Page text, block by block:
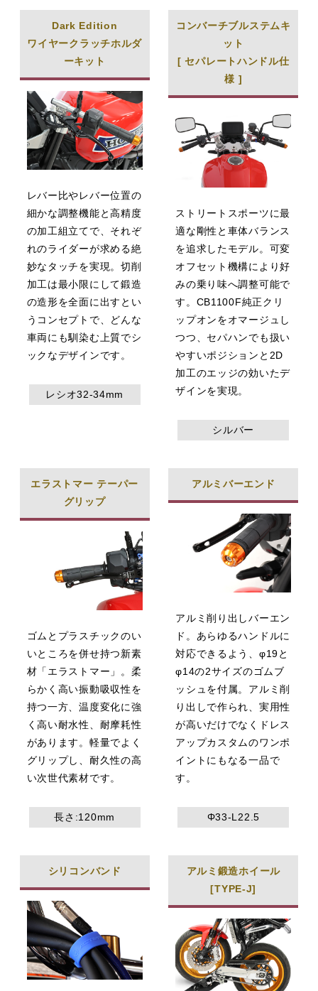
Dark Edition
ワイヤークラッチホルダ
ーキット
レバー比やレバー位置の
細かな調整機能と高精度
の加工組立てで、それぞ
れのライダーが求める絶
妙なタッチを実現。切削
加工は最小限にして鍛造
の造形を全面に出すとい
うコンセプトで、どんな
車両にも馴染む上質でシ
ックなデザインです。
レシオ32-34mm
コンバーチブルステムキ
ット
[ セパレートハンドル仕
様 ]
ストリートスポーツに最
適な剛性と車体バランス
を追求したモデル。可変
オフセット機構により好
みの乗り味へ調整可能で
す。CB1100F純正クリ
ップオンをオマージュし
つつ、セパハンでも扱い
やすいポジションと2D
加工のエッジの効いたデ
ザインを実現。
シルバー
エラストマー テーパー
グリップ
ゴムとプラスチックのい
いところを併せ持つ新素
材「エラストマー」。柔
らかく高い振動吸収性を
持つ一方、温度変化に強
く高い耐水性、耐摩耗性
があります。軽量でよく
グリップし、耐久性の高
い次世代素材です。
長さ:120mm
アルミバーエンド
アルミ削り出しバーエン
ド。あらゆるハンドルに
対応できるよう、φ19と
φ14の2サイズのゴムブ
ッシュを付属。アルミ削
り出しで作られ、実用性
が高いだけでなくドレス
アップカスタムのワンポ
イントにもなる一品で
す。
Φ33-L22.5
シリコンバンド
アルミ鍛造ホイール
[TYPE-J]